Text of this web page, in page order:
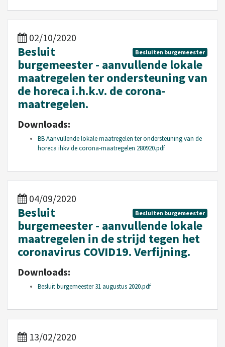
02/10/2020
Besluiten burgemeester
Besluit
burgemeester - aanvullende lokale
maatregelen ter ondersteuning van
de horeca i.h.k.v. de corona-
maatregelen.
Downloads:
BB Aanvullende lokale maatregelen ter ondersteuning van de
horeca ihkv de corona-maatregelen 280920.pdf
04/09/2020
Besluiten burgemeester
Besluit
burgemeester - aanvullende lokale
maatregelen in de strijd tegen het
coronavirus COVID19. Verfijning.
Downloads:
Besluit burgemeester 31 augustus 2020.pdf
13/02/2020